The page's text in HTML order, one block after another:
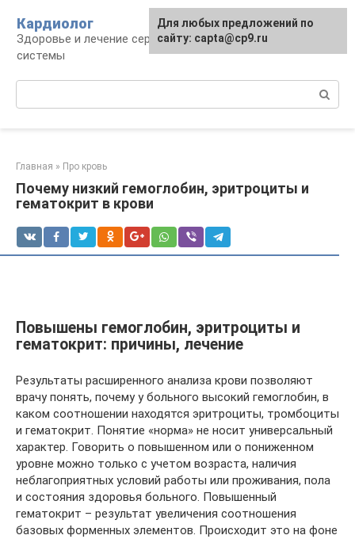
контенту
Кардиолог
Здоровье и лечение сердечно-сосудистой
системы
Главная » Про кровь
Почему низкий гемоглобин, эритроциты и
гематокрит в крови
Повышены гемоглобин, эритроциты и
гематокрит: причины, лечение
Результаты расширенного анализа крови позволяют
врачу понять, почему у больного высокий гемоглобин, в
каком соотношении находятся эритроциты, тромбоциты
и гематокрит. Понятие «норма» не носит универсальный
характер. Говорить о повышенном или о пониженном
уровне можно только с учетом возраста, наличия
неблагоприятных условий работы или проживания, пола
и состояния здоровья больного. Повышенный
гематокрит – результат увеличения соотношения
базовых форменных элементов. Происходит это на фоне
Для любых предложений по
сайту: capta@cp9.ru